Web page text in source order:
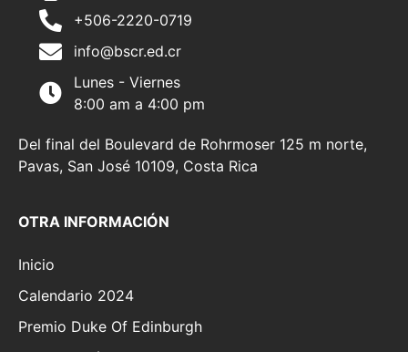
+506-2220-0719
info@bscr.ed.cr
Lunes - Viernes
8:00 am a 4:00 pm
Del final del Boulevard de Rohrmoser 125 m norte,
Pavas, San José 10109, Costa Rica
OTRA INFORMACIÓN
Inicio
Calendario 2024
Premio Duke Of Edinburgh